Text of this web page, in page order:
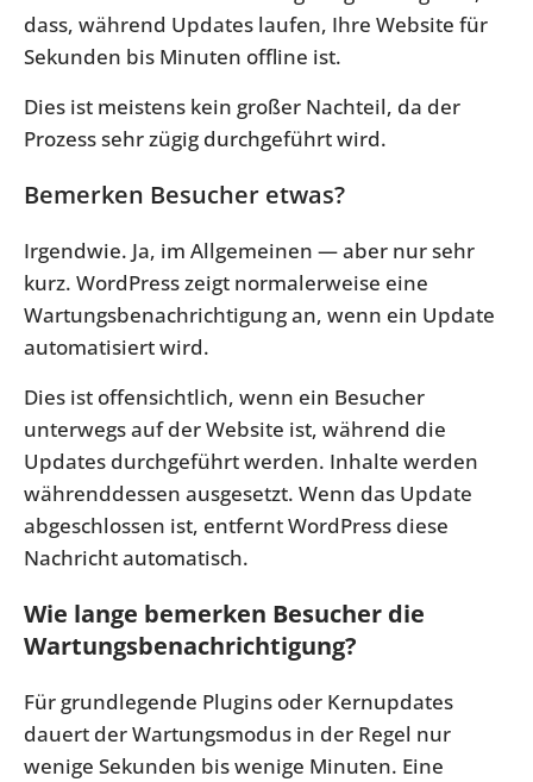
dass, während Updates laufen, Ihre Website für
Sekunden bis Minuten offline ist.
Dies ist meistens kein großer Nachteil, da der
Prozess sehr zügig durchgeführt wird.
Bemerken Besucher etwas?
Irgendwie. Ja, im Allgemeinen — aber nur sehr
kurz. WordPress zeigt normalerweise eine
Wartungsbenachrichtigung an, wenn ein Update
automatisiert wird.
Dies ist offensichtlich, wenn ein Besucher
unterwegs auf der Website ist, während die
Updates durchgeführt werden. Inhalte werden
währenddessen ausgesetzt. Wenn das Update
abgeschlossen ist, entfernt WordPress diese
Nachricht automatisch.
Wie lange bemerken Besucher die
Wartungsbenachrichtigung?
Für grundlegende Plugins oder Kernupdates
dauert der Wartungsmodus in der Regel nur
wenige Sekunden bis wenige Minuten. Eine